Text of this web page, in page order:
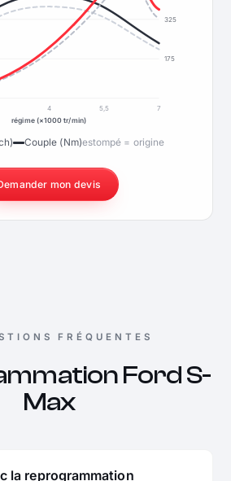
175
325
4 5,5
7
régime (×1000 tr/min)
Couple (Nm)estompé = origine
mon devis
FRÉQUENTES
Ford S-
Max
la reprogrammation